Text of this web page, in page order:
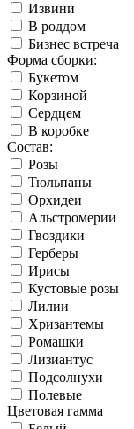
Извини
В роддом
Бизнес встреча
Форма сборки:
Букетом
Корзиной
Сердцем
В коробке
Состав:
Розы
Тюльпаны
Орхидеи
Альстромерии
Гвоздики
Герберы
Ирисы
Кустовые розы
Лилии
Хризантемы
Ромашки
Лизиантус
Подсолнухи
Полевые
Цветовая гамма